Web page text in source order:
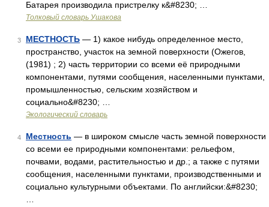
Батарея производила пристрелку к&#8230; …
Толковый словарь Ушакова
3 МЕСТНОСТЬ — 1) какое нибудь определенное место,
пространство, участок на земной поверхности (Ожегов,
(1981) ; 2) часть территории со всеми её природными
компонентами, путями сообщения, населенными пунктами,
промышленностью, сельским хозяйством и
социально&#8230; …
Экологический словарь
4 Местность — в широком смысле часть земной поверхности
со всеми ее природными компонентами: рельефом,
почвами, водами, растительностью и др.; а также с путями
сообщения, населенными пунктами, производственными и
социально культурными объектами. По английски:&#8230;